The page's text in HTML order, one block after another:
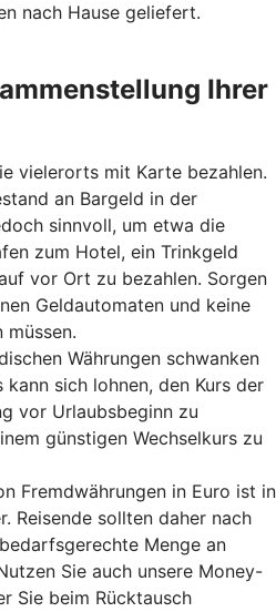
nach Hause geliefert.
Ihrer
vielerorts mit Karte bezahlen.
an Bargeld in der
sinnvoll, um etwa die
zum Hotel, ein Trinkgeld
vor Ort zu bezahlen. Sorgen
Geldautomaten und keine
müssen.
Währungen schwanken
kann sich lohnen, den Kurs der
vor Urlaubsbeginn zu
günstigen Wechselkurs zu
Fremdwährungen in Euro ist in
Reisende sollten daher nach
Menge an
Sie auch unsere Money-
Sie beim Rücktausch